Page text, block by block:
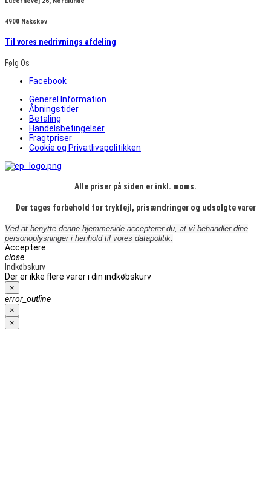
4900 Nakskov
Til vores nedrivnings afdeling
Følg Os
Facebook
Generel Information
Åbningstider
Betaling
Handelsbetingelser
Fragtpriser
Cookie og Privatlivspolitikken
Alle priser på siden er inkl. moms.
Der tages forbehold for trykfejl, prisændringer og udsolgte varer
Ved at benytte denne hjemmeside accepterer du, at vi behandler dine
personoplysninger i henhold til vores datapolitik.
Acceptere
close
Indkøbskurv
Der er ikke flere varer i din indkøbskurv
×
error_outline
×
×